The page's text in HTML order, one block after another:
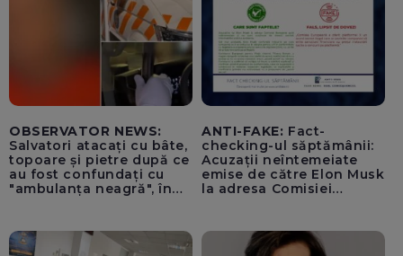
OBSERVATOR NEWS:
Salvatori atacați cu bâte,
topoare și pietre după ce
au fost confundați cu
"ambulanța neagră", în
ANTI-FAKE: Fact-
checking-ul săptămânii:
Acuzații neîntemeiate
emise de către Elon Musk
la adresa Comisiei
pentru instaurarea
„cenzurii” pe platforma X